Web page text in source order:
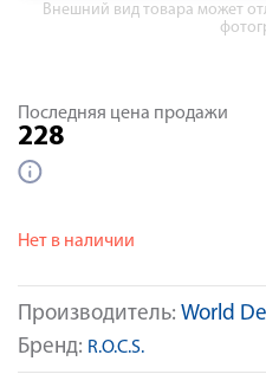
Внешний вид товара может
Производитель: World
Бренд: R.O.C.S.
Последняя цена продажи
228
Нет в наличии